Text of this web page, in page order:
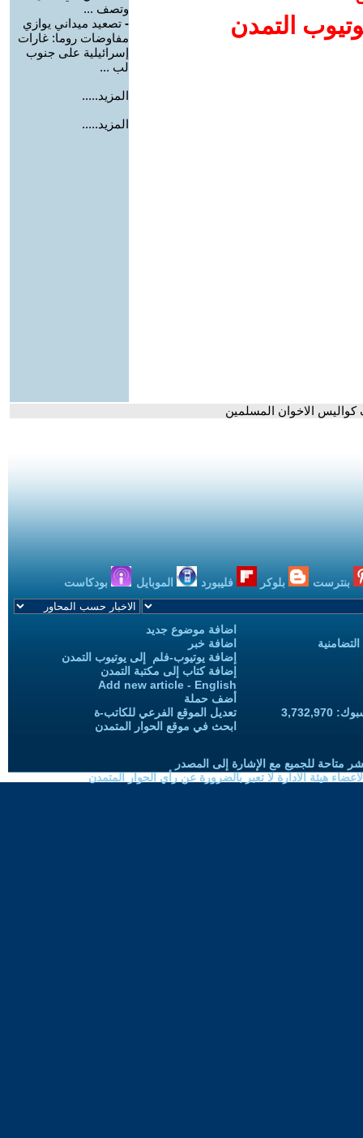
التمدن
وتصف ...
- تصعيد ميداني يوازي
مفاوضات روما: غارات
إسرائيلية على جنوب
لب ...
المزيد.....
المزيد.....
الاخوان المسلمين
بنترست بلوكر فليبورد الموبايل بودكاست
اضافة موضوع جديد
اضافة خبر
إضافة يوتيوب-فلم إلى يوتيوب التمدن
إضافة كتاب إلى مكتبة التمدن
Add new article - English
أضف حملة
تعديل الموقع الفرعي للكاتب-ة
ابحث في موقع الحوار المتمدن
متاحة للجميع مع الإشارة إلى المصدر
هيئة الادارة لا تعبر بالضرورة عن رأي الحوار المتمدن